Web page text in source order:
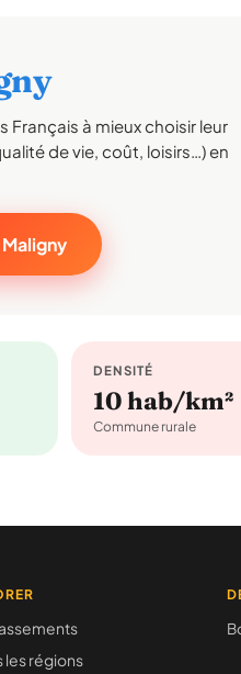
à mieux choisir leur
de vie, coût, loisirs…) en
DENSITÉ
10 hab/km²
Commune rurale
les régions